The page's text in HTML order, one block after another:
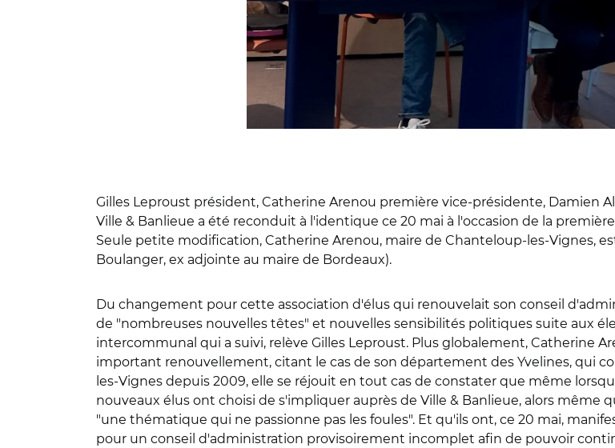
Gilles Leproust président, Catherine Arenou première vice-présidente, Damien
Ville & Banlieue a été reconduit à l'identique ce 20 mai à l'occasion de la
Seule petite modification, Catherine Arenou, maire de Chanteloup-les-Vignes,
Boulanger, ex adjointe au maire de Bordeaux).
Du changement pour cette association d'élus qui renouvelait son conseil
de "nombreuses nouvelles têtes" et nouvelles sensibilités politiques suite aux
intercommunal qui a suivi, relève Gilles Leproust. Plus globalement, Catherine
important renouvellement, citant le cas de son département des Yvelines, qui
les-Vignes depuis 2009, elle se réjouit en tout cas de constater que même
nouveaux élus ont choisi de s'impliquer auprès de Ville & Banlieue, alors même
"une thématique qui ne passionne pas les foules". Et qu'ils ont, ce 20 mai,
pour un conseil d'administration provisoirement incomplet afin de pouvoir